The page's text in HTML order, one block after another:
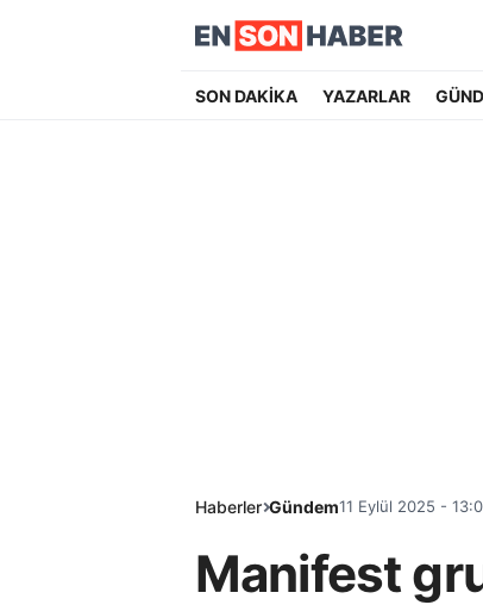
SON DAKİKA YAZARLAR
Haberler Gündem11 Eylül 2025 -
Manifest